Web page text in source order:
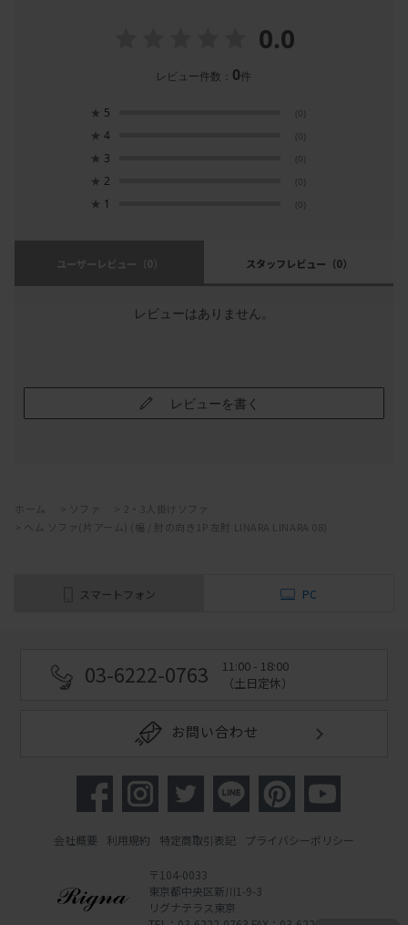
0.0
レビュー件数： 0件
★ 5 (0)
★ 4 (0)
★ 3 (0)
★ 2 (0)
★ 1 (0)
ユーザーレビュー （0） スタッフレビュー （0）
レビューはありません。
レビューを書く
ホーム ソファ
2・3人掛けソファ
ヘム ソファ(片アーム) (幅 / 肘の向き1P 左肘 LINARA LINARA 08)
スマートフォン PC
03-6222-0763
11:00 - 18:00
（土日定休）
お問い合わせ
会社概要 利用規約 特定商取引表記 プライバシーポリシー
〒104-0033
東京都中央区新川1-9-3
リグナテラス東京